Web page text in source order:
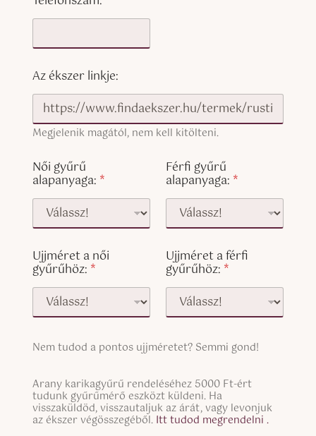
Az ékszer linkje:
Megjelenik magától, nem kell kitölteni.
Női gyűrű
alapanyaga: *
Férfi gyűrű
alapanyaga: *
Ujjméret a női
gyűrűhöz: *
Ujjméret a férfi
gyűrűhöz: *
S
g
l
e
L
Nem tudod a pontos ujjméretet? Semmi gond!
S
i
n
g
Arany karikagyűrű rendeléséhez 5000 Ft-ért
tudunk gyűrűmérő eszközt küldeni. Ha
visszaküldöd, visszautaljuk az árát, vagy levonjuk
az ékszer végösszegéből. Itt tudod megrendelni .